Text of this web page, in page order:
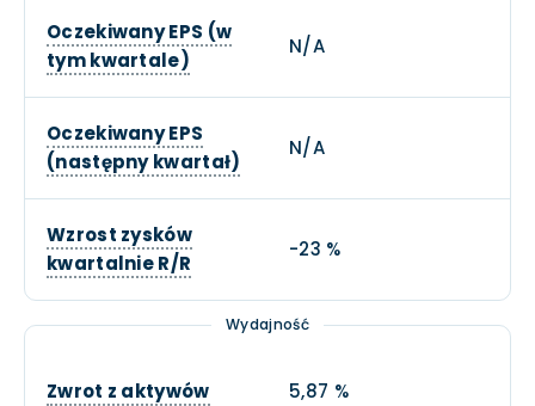
Oczekiwany EPS (w
tym kwartale)
N/A
Oczekiwany EPS
(następny kwartał)
N/A
Wzrost zysków
kwartalnie R/R
-23 %
Wydajność
Zwrot z aktywów 5,87 %